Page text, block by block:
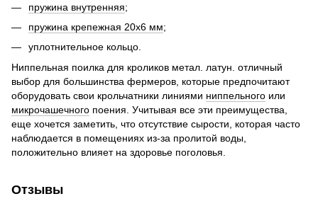
пружина внутренняя;
пружина крепежная 20х6 мм;
уплотнительное кольцо.
Ниппельная поилка для кроликов метал. латун. отличный
выбор для большинства фермеров, которые предпочитают
оборудовать свои крольчатники линиями ниппельного или
микрочашечного поения. Учитывая все эти преимущества,
еще хочется заметить, что отсутствие сырости, которая часто
наблюдается в помещениях из-за пролитой воды,
положительно влияет на здоровье поголовья.
Отзывы